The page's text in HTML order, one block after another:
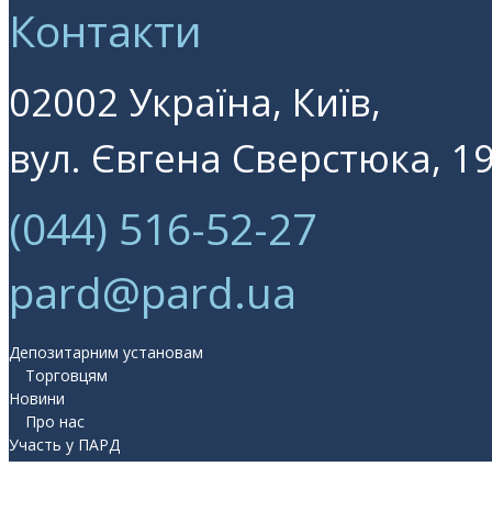
Контакти
02002 Україна, Київ,
вул. Євгена Сверстюка,
(044) 516-52-27
pard@pard.ua
Депозитарним установам
Торговцям
Новини
Про нас
Участь у ПАРД
Прес-центр